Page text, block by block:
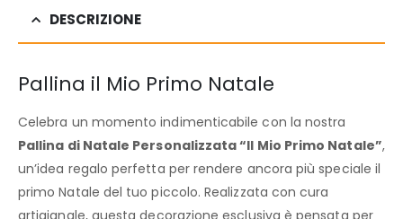
DESCRIZIONE
Pallina il Mio Primo Natale
Celebra un momento indimenticabile con la nostra
Pallina di Natale Personalizzata “Il Mio Primo Natale”,
un’idea regalo perfetta per rendere ancora più speciale il
primo Natale del tuo piccolo. Realizzata con cura